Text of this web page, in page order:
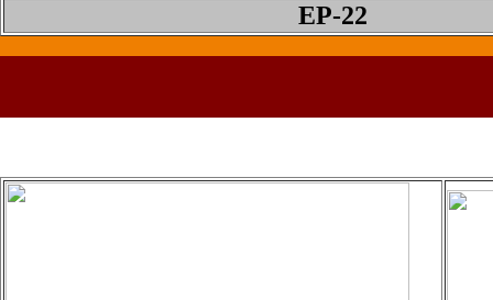
EP-22